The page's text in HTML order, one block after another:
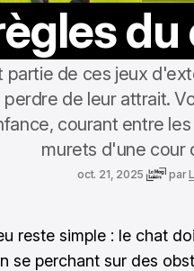
partie de ces jeux
de leur attrait.
courant entre
murets d'une cour
oct. 21, 2025 par
reste simple : le chat
se perchant sur des